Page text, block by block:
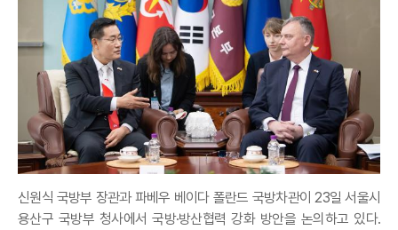
신원식 국방부 장관과 파베우 베이다 폴란드 국방차관이 23일 서울시
용산구 국방부 청사에서 국방·방산협력 강화 방안을 논의하고 있다.